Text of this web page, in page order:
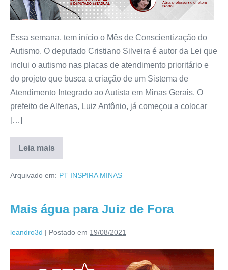
Essa semana, tem início o Mês de Conscientização do
Autismo. O deputado Cristiano Silveira é autor da Lei que
inclui o autismo nas placas de atendimento prioritário e
do projeto que busca a criação de um Sistema de
Atendimento Integrado ao Autista em Minas Gerais. O
prefeito de Alfenas, Luiz Antônio, já começou a colocar
[…]
Leia mais
Arquivado em: PT INSPIRA MINAS
Mais água para Juiz de Fora
leandro3d | Postado em 19/08/2021